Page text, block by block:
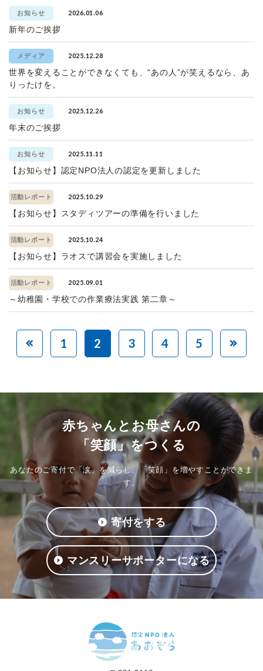
お知らせ 2026.01.06
新年のご挨拶
メディア 2025.12.28
世界を変えることができなくても、“あの人”が笑えるなら、あ
りったけを。
お知らせ 2025.12.26
年末のご挨拶
お知らせ 2025.11.11
【お知らせ】認定NPO法人の認定を更新しました
活動レポート 2025.10.29
【お知らせ】スタディツアーの準備を行いました
活動レポート 2025.10.24
【お知らせ】ラオスで講習会を実施しました
活動レポート 2025.09.01
～幼稚園・学校での作業療法実践 第二章～
1 2 3 4 5
赤ちゃんとお母さんの
「笑顔」をつくる
あなたのご寄付で「涙」を減らし、「笑顔」を増やすことができま
す。
寄付をする
マンスリーサポーターになる